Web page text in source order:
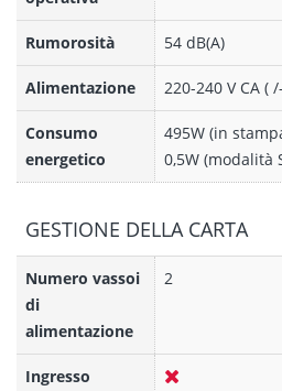
Rumorosità 54 dB(A)
Alimentazione 220-240 V CA (
Consumo
energetico
495W (in
0,5W (modalità
GESTIONE DELLA CARTA
Numero vassoi
di
alimentazione
2
Ingresso